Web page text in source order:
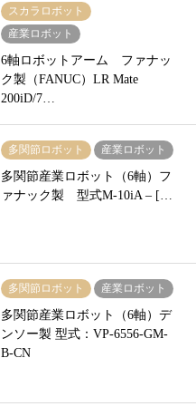
スカラロボット
産業ロボット
6軸ロボットアーム ファナッ
ク製（FANUC）LR Mate
200iD/7…
多関節ロボット 産業ロボット
多関節産業ロボット（6軸）フ
ァナック製 型式M-10iA – […
多関節ロボット 産業ロボット
多関節産業ロボット（6軸）デ
ンソー製 型式：VP-6556-GM-
B-CN